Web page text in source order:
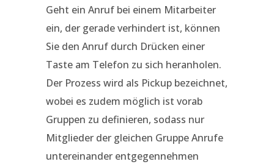
Geht ein Anruf bei einem Mitarbeiter
ein, der gerade verhindert ist, können
Sie den Anruf durch Drücken einer
Taste am Telefon zu sich heranholen.
Der Prozess wird als Pickup bezeichnet,
wobei es zudem möglich ist vorab
Gruppen zu definieren, sodass nur
Mitglieder der gleichen Gruppe Anrufe
untereinander entgegennehmen